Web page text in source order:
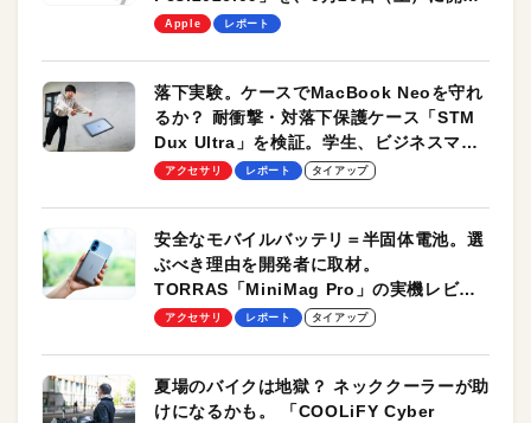
します！
Apple レポート
落下実験。ケースでMacBook Neoを守れ
るか？ 耐衝撃・対落下保護ケース「STM
Dux Ultra」を検証。学生、ビジネスマン
のモバイルユースに最適！
アクセサリ レポート タイアップ
安全なモバイルバッテリ＝半固体電池。選
ぶべき理由を開発者に取材。
TORRAS「MiniMag Pro」の実機レビュ
ーも
アクセサリ レポート タイアップ
夏場のバイクは地獄？ ネッククーラーが助
けになるかも。 「COOLiFY Cyber